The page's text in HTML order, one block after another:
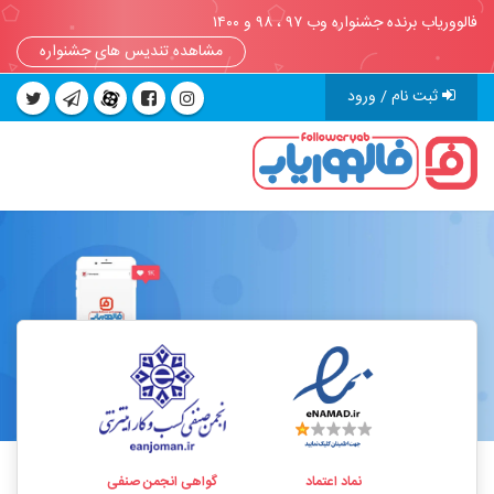
فالووریاب برنده جشنواره وب ۹۷ ، ۹۸ و ۱۴۰۰
مشاهده تندیس های جشنواره
ثبت نام / ورود
نماد اعتماد گواهی انجمن صنفی